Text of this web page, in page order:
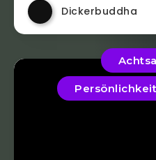
Dickerbuddha